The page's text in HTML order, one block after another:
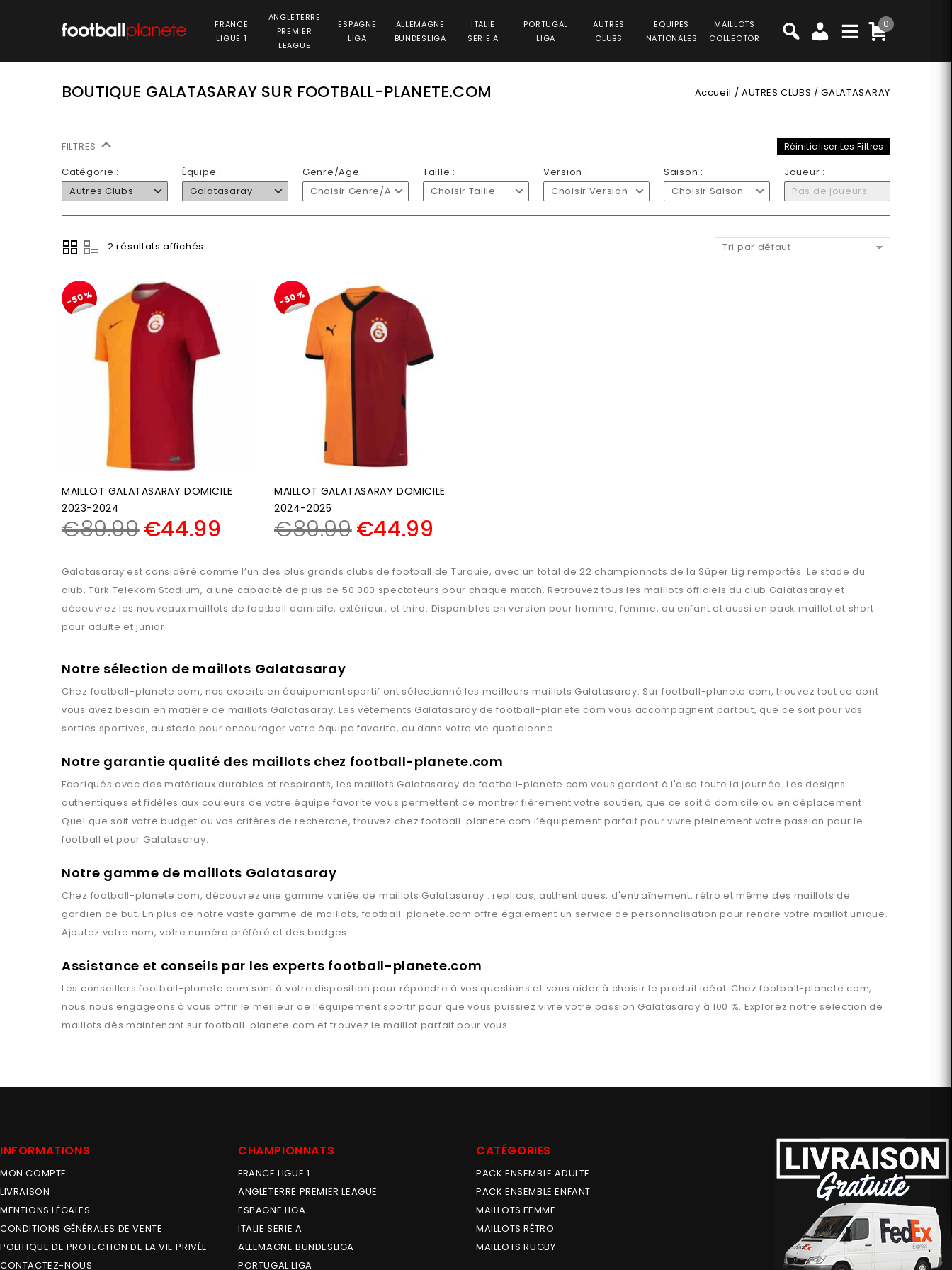
FRANCE
LIGUE 1
ANGLETERRE
PREMIER
LEAGUE
ESPAGNE
LIGA
ALLEMAGNE
BUNDESLIGA
ITALIE
SERIE A
PORTUGAL
LIGA
AUTRES
CLUBS
EQUIPES
NATIONALES
MAILLOTS
COLLECTOR
0
BOUTIQUE GALATASARAY SUR FOOTBALL-PLANETE.COM Accueil / AUTRES CLUBS /GALATASARAY
FILTRES Réinitialiser Les Filtres
Catégorie :
Autres Clubs
Équipe :
Galatasaray
Genre/Age :
Choisir Genre/Age
Taille :
Choisir Taille
Version :
Choisir Version
Saison :
Choisir Saison
Joueur :
Pas de joueurs
2 résultats affichés Tri par défaut
-50%
MAILLOT GALATASARAY DOMICILE
2023-2024
€89.99€44.99
-50%
MAILLOT GALATASARAY DOMICILE
2024-2025
€89.99€44.99
Galatasaray est considéré comme l’un des plus grands clubs de football de Turquie, avec un total de 22 championnats de la Süper Lig remportés. Le stade du
club, Türk Telekom Stadium, a une capacité de plus de 50 000 spectateurs pour chaque match. Retrouvez tous les maillots officiels du club Galatasaray et
découvrez les nouveaux maillots de football domicile, extérieur, et third. Disponibles en version pour homme, femme, ou enfant et aussi en pack maillot et short
pour adulte et junior.
Notre sélection de maillots Galatasaray
Chez football-planete.com, nos experts en équipement sportif ont sélectionné les meilleurs maillots Galatasaray. Sur football-planete.com, trouvez tout ce dont
vous avez besoin en matière de maillots Galatasaray. Les vêtements Galatasaray defootball-planete.com vous accompagnent partout, que ce soit pour vos
sorties sportives, au stade pour encourager votre équipe favorite, ou dans votre vie quotidienne.
Notre garantie qualité des maillots chez football-planete.com
Fabriqués avec des matériaux durables et respirants, les maillots Galatasaray de football-planete.com vous gardent à l'aise toute la journée. Les designs
authentiques et fidèles aux couleurs de votre équipe favorite vous permettent de montrer fièrement votre soutien, que ce soit à domicile ou en déplacement.
Quel que soit votre budget ou vos critères de recherche, trouvez chezfootball-planete.com l’équipement parfait pour vivre pleinement votre passion pour le
football et pour Galatasaray.
Notre gamme de maillots Galatasaray
Chez football-planete.com, découvrez une gamme variée de maillots Galatasaray : replicas, authentiques, d'entraînement, rétro et même des maillots de
gardien de but. En plus de notre vaste gamme de maillots, football-planete.com offre également un service de personnalisation pour rendre votre maillot unique.
Ajoutez votre nom, votre numéro préféré et des badges.
Assistance et conseils par les experts football-planete.com
Les conseillersfootball-planete.com sont à votre disposition pour répondre à vos questions et vous aider à choisir le produit idéal. Chezfootball-planete.com,
nous nous engageons à vous offrir le meilleur de l’équipement sportif pour que vous puissiez vivre votre passion Galatasaray à 100 %. Explorez notre sélection de
maillots dès maintenant sur football-planete.com et trouvez le maillot parfait pour vous.
INFORMATIONS
MON COMPTE
LIVRAISON
MENTIONS LÉGALES
CONDITIONS GÉNÉRALES DE VENTE
POLITIQUE DE PROTECTION DE LA VIE PRIVÉE
CONTACTEZ-NOUS
CHAMPIONNATS
FRANCE LIGUE 1
ANGLETERRE PREMIER LEAGUE
ESPAGNE LIGA
ITALIE SERIE A
ALLEMAGNE BUNDESLIGA
PORTUGAL LIGA
CATÉGORIES
PACK ENSEMBLE ADULTE
PACK ENSEMBLE ENFANT
MAILLOTS FEMME
MAILLOTS RÉTRO
MAILLOTS RUGBY